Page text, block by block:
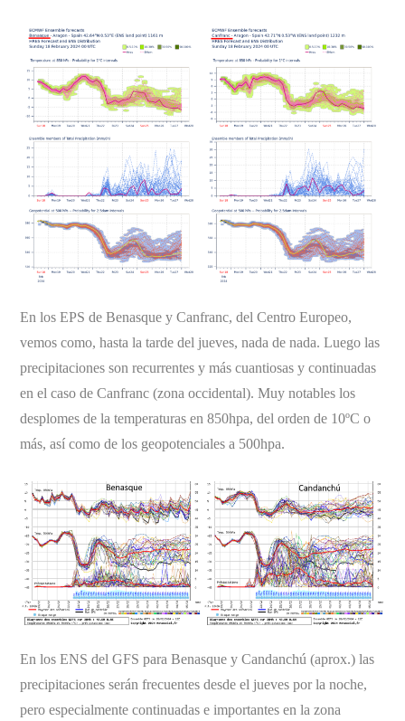
En los EPS de Benasque y Canfranc, del Centro Europeo,
vemos como, hasta la tarde del jueves, nada de nada. Luego las
precipitaciones son recurrentes y más cuantiosas y continuadas
en el caso de Canfranc (zona occidental). Muy notables los
desplomes de la temperaturas en 850hpa, del orden de 10ºC o
más, así como de los geopotenciales a 500hpa.
En los ENS del GFS para Benasque y Candanchú (aprox.) las
precipitaciones serán frecuentes desde el jueves por la noche,
pero especialmente continuadas e importantes en la zona